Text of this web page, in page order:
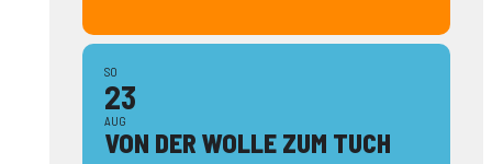
SO
23
AUG
VON DER WOLLE ZUM TUCH